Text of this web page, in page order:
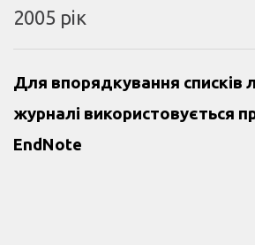
2005 рік
Для впорядкування списків
журналі використовується
EndNote